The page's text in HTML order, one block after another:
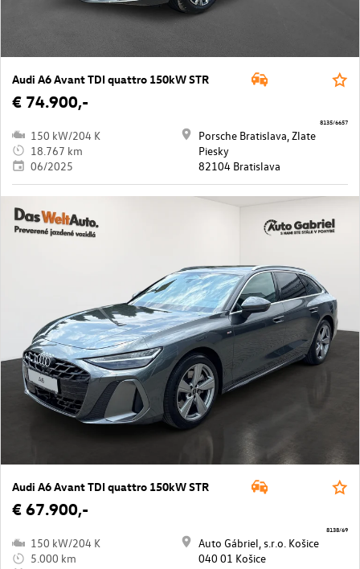
Audi A6 Avant TDI quattro 150kW STR
€ 74.900,-
150 kW/204 K
18.767 km
06/2025
Porsche Bratislava, Zlate
Piesky
82104 Bratislava
8135/6657
Audi A6 Avant TDI quattro 150kW STR
€ 67.900,-
150 kW/204 K
5.000 km
Auto Gábriel, s.r.o. Košice
040 01 Košice
8138/69